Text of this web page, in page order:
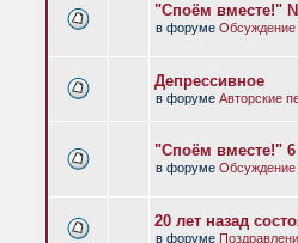
"Споём вместе!"
в форуме Обсуждение
Депрессивное
в форуме Авторские
"Споём вместе!" 6
в форуме Обсуждение
20 лет назад
в форуме